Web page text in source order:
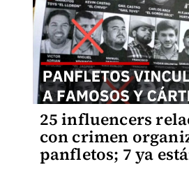
25 influencers
con crimen
panfletos; 7 ya